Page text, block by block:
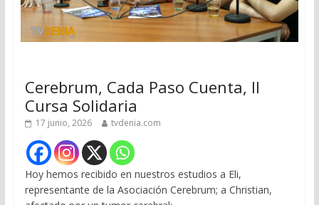
Cerebrum, Cada Paso Cuenta, II
Cursa Solidaria
17 junio, 2026 tvdenia.com
Hoy hemos recibido en nuestros estudios a Eli,
representante de la Asociación Cerebrum; a Christian,